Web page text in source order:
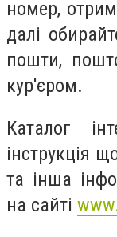
номер,
далі
пошти,
кур'єром.
Каталог
інструкція
та інша
на сайті